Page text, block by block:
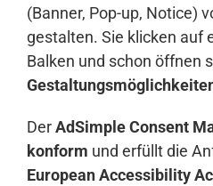
(Banner, Pop-up, Notice)
gestalten. Sie klicken auf
Balken und schon öffnen
DerAdSimple Consent
konform und erfüllt die
European Accessibility